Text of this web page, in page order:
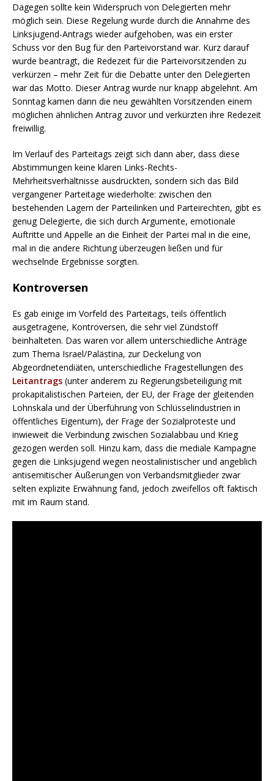
Dagegen sollte kein Widerspruch von Delegierten mehr
möglich sein. Diese Regelung wurde durch die Annahme des
Linksjugend-Antrags wieder aufgehoben, was ein erster
Schuss vor den Bug für den Parteivorstand war. Kurz darauf
wurde beantragt, die Redezeit für die Parteivorsitzenden zu
verkürzen – mehr Zeit für die Debatte unter den Delegierten
war das Motto. Dieser Antrag wurde nur knapp abgelehnt. Am
Sonntag kamen dann die neu gewählten Vorsitzenden einem
möglichen ähnlichen Antrag zuvor und verkürzten ihre Redezeit
freiwillig.
Im Verlauf des Parteitags zeigt sich dann aber, dass diese
Abstimmungen keine klaren Links-Rechts-
Mehrheitsverhältnisse ausdrückten, sondern sich das Bild
vergangener Parteitage wiederholte: zwischen den
bestehenden Lagern der Parteilinken und Parteirechten, gibt es
genug Delegierte, die sich durch Argumente, emotionale
Auftritte und Appelle an die Einheit der Partei mal in die eine,
mal in die andere Richtung überzeugen ließen und für
wechselnde Ergebnisse sorgten.
Kontroversen
Es gab einige im Vorfeld des Parteitags, teils öffentlich
ausgetragene, Kontroversen, die sehr viel Zündstoff
beinhalteten. Das waren vor allem unterschiedliche Anträge
zum Thema Israel/Palästina, zur Deckelung von
Abgeordnetendiäten, unterschiedliche Fragestellungen des
Leitantrags (unter anderem zu Regierungsbeteiligung mit
prokapitalistischen Parteien, der EU, der Frage der gleitenden
Lohnskala und der Überführung von Schlüsselindustrien in
öffentliches Eigentum), der Frage der Sozialproteste und
inwieweit die Verbindung zwischen Sozialabbau und Krieg
gezogen werden soll. Hinzu kam, dass die mediale Kampagne
gegen die Linksjugend wegen neostalinistischer und angeblich
antisemitischer Äußerungen von Verbandsmitglieder zwar
selten explizite Erwähnung fand, jedoch zweifellos oft faktisch
mit im Raum stand.